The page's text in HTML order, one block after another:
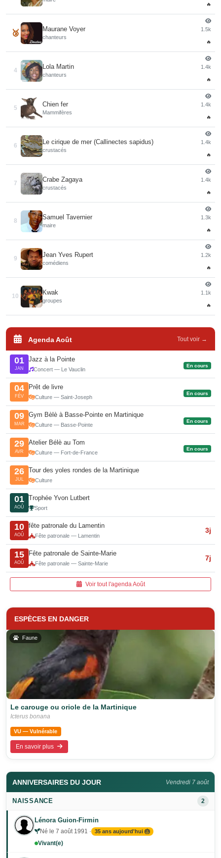
🔥
🥉 Maurane Voyer
chanteurs
1.5k
🔥
4
Lola Martin
chanteurs
1.4k
🔥
5
Chien fer
Mammifères
1.4k
🔥
6
Le cirique de mer (Callinectes sapidus)
crustacés
1.4k
🔥
7
Crabe Zagaya
crustacés
1.4k
🔥
8
Samuel Tavernier
maire
1.3k
🔥
9
Jean Yves Rupert
comédiens
1.2k
🔥
10
Kwak
groupes
1.1k
🔥
Agenda Août Tout voir →
01
JAN
Jazz à la Pointe
Concert — Le Vauclin
En cours
04
FÉV
Prêt de livre
Culture — Saint-Joseph
En cours
09
MAR
Gym Bèlè à Basse-Pointe en Martinique
Culture — Basse-Pointe
En cours
29
AVR
Atelier Bélè au Tom
Culture — Fort-de-France
En cours
26
JUL
Tour des yoles rondes de la Martinique
Culture
01
AOÛ
Trophée Yvon Lutbert
Sport
10
AOÛ
fête patronale du Lamentin
Fête patronale — Lamentin
3j
15
AOÛ
Fête patronale de Sainte-Marie
Fête patronale — Sainte-Marie
7j
Voir tout l'agenda Août
ESPÈCES EN DANGER
Faune
Le carouge ou oriole de la Martinique
Icterus bonana
VU — Vulnérable
En savoir plus
ANNIVERSAIRES DU JOUR Vendredi 7 août
NAISSANCE 2
Lénora Guion-Firmin
Né le 7 août 1991 · 35 ans aujourd'hui 🎂
Vivant(e)